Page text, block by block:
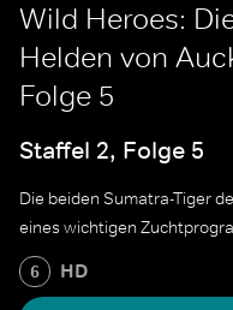
Wild Heroes:
Helden von
Folge 5
Staffel 2, Folge 5
Die beiden Sumatra-Tiger
eines wichtigen
6 HD